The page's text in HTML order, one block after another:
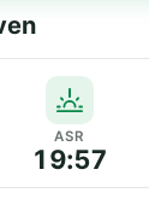
ASR
19:57